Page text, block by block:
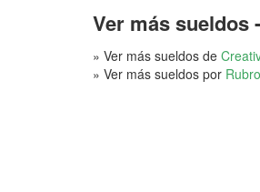
Ver más sueldos
» Ver más sueldos de
» Ver más sueldos por